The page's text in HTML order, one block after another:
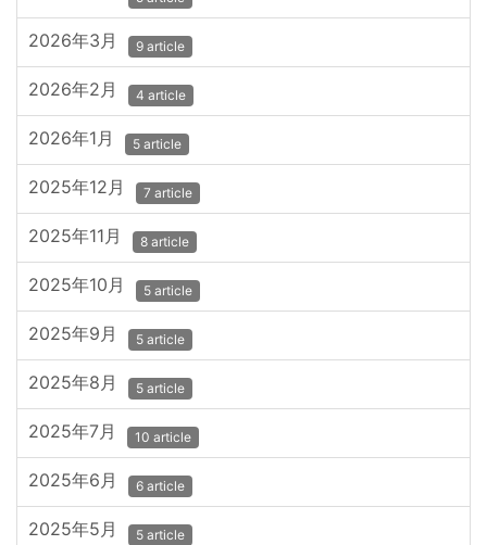
2026年3月 9 article
2026年2月 4 article
2026年1月 5 article
2025年12月 7 article
2025年11月 8 article
2025年10月 5 article
2025年9月 5 article
2025年8月 5 article
2025年7月 10 article
2025年6月 6 article
2025年5月 5 article